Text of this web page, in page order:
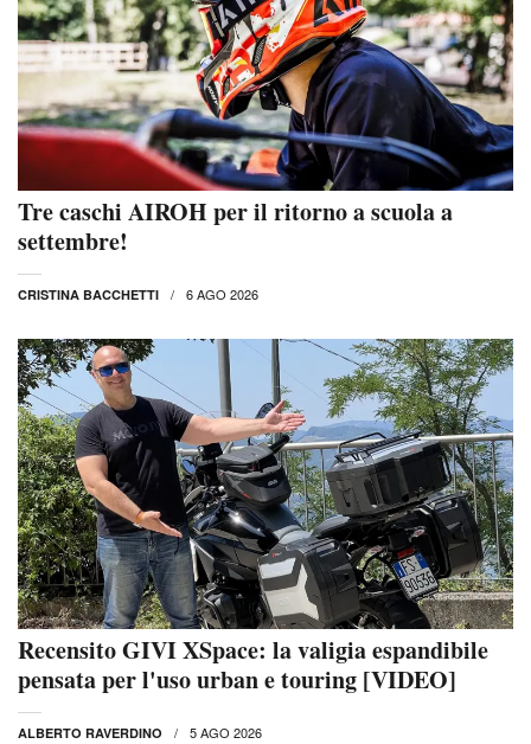
Tre caschi AIROH per il ritorno a scuola a
settembre!
CRISTINA BACCHETTI 6 AGO 2026
Recensito GIVI XSpace: la valigia espandibile
pensata per l'uso urban e touring [VIDEO]
ALBERTO RAVERDINO 5 AGO 2026